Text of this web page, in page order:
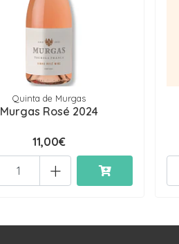
Quinta de Murgas
Murgas Rosé 2024
11,00€
+